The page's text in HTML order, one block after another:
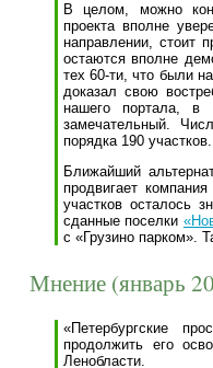
В целом, можно
проекта вполне
направлении, стоит
остаются вполне
тех 60-ти, что были
доказал свою
нашего портала, в
замечательный.
порядка 190 участков.
Ближайший
продвигает
участков осталось
сданные поселки
с «Грузино парком».
Мнение (январь
«Петербургские
продолжить его
Ленобласти.